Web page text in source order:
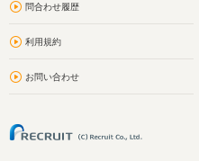
問合わせ履歴
利用規約
お問い合わせ